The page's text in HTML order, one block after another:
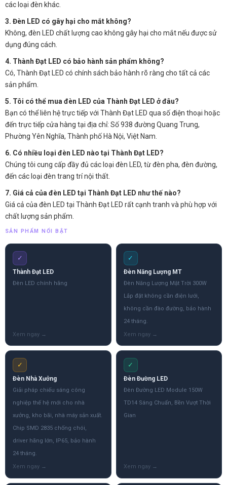
các loại đèn khác.
3. Đèn LED có gây hại cho mắt không?
Không, đèn LED chất lượng cao không gây hại cho mắt nếu được sử
dụng đúng cách.
4. Thành Đạt LED có bảo hành sản phẩm không?
Có, Thành Đạt LED có chính sách bảo hành rõ ràng cho tất cả các
sản phẩm.
5. Tôi có thể mua đèn LED của Thành Đạt LED ở đâu?
Bạn có thể liên hệ trực tiếp với Thành Đạt LED qua số điện thoại hoặc
đến trực tiếp cửa hàng tại địa chỉ: Số 938 đường Quang Trung,
Phường Yên Nghĩa, Thành phố Hà Nội, Việt Nam.
6. Có nhiều loại đèn LED nào tại Thành Đạt LED?
Chúng tôi cung cấp đầy đủ các loại đèn LED, từ đèn pha, đèn đường,
đến các loại đèn trang trí nội thất.
7. Giá cả của đèn LED tại Thành Đạt LED như thế nào?
Giá cả của đèn LED tại Thành Đạt LED rất cạnh tranh và phù hợp với
chất lượng sản phẩm.
SẢN PHẨM NỔI BẬT
✓
Thành Đạt LED
Đèn LED chính hãng
✓
Đèn Năng Lượng MT
Đèn Năng Lượng Mặt Trời 300W
Lắp đặt không cần điện lưới,
không cần đào đường, bảo hành
24 tháng.
✓
Đèn Nhà Xưởng
Giải pháp chiếu sáng công
nghiệp thế hệ mới cho nhà
xưởng, kho bãi, nhà máy sản xuất.
Chip SMD 2835 chống chói,
driver hãng lớn, IP65, bảo hành
24 tháng.
✓
Đèn Đường LED
Đèn Đường LED Module 150W
TD14 Sáng Chuẩn, Bền Vượt Thời
Gian